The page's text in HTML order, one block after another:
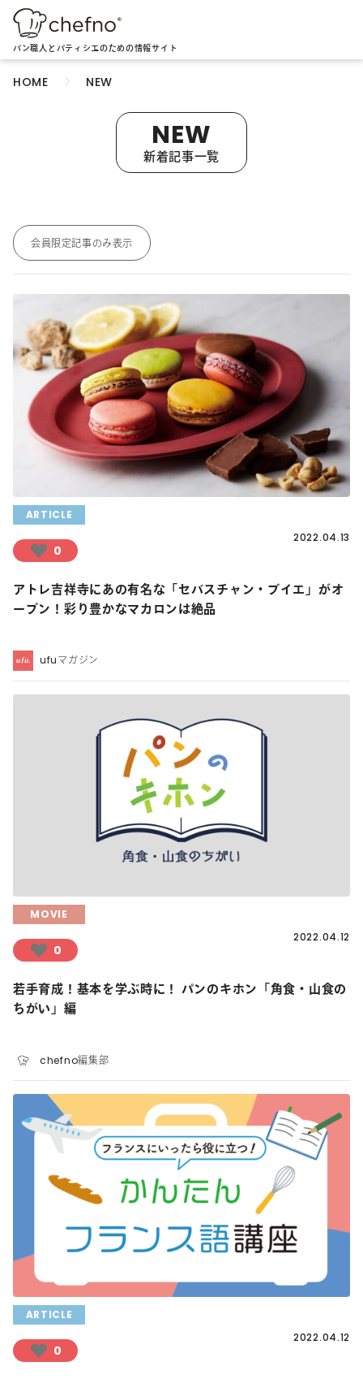
パン職人とパティシエのための情報サイト
HOME NEW
NEW
新着記事一覧
会員限定記事のみ表示
ARTICLE
0
2022.04.13
アトレ吉祥寺にあの有名な「セバスチャン・ブイエ」がオ
ープン！彩り豊かなマカロンは絶品
ufuマガジン
MOVIE
0
2022.04.12
若手育成！基本を学ぶ時に！ パンのキホン「角食・山食の
ちがい」編
chefno編集部
ARTICLE
0
2022.04.12